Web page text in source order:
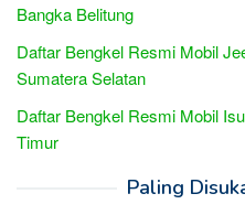
Bangka Belitung
Daftar Bengkel Resmi Mobil
Sumatera Selatan
Daftar Bengkel Resmi Mobil
Timur
Paling